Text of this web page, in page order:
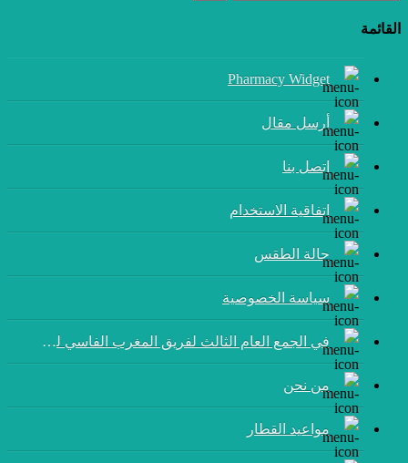
القائمة
Pharmacy Widget
أرسل مقال
إتصل بنا
اتفاقية الاستخدام
حالة الطقس
سياسة الخصوصية
في الجمع العام الثالث لفريق المغرب الفاسي لكرة القدم:
من نحن
مواعيد القطار